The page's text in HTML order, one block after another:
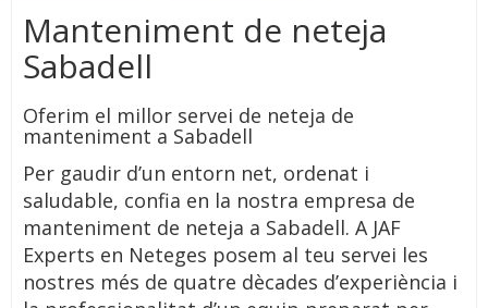
Manteniment de neteja
Sabadell
Oferim el millor servei de neteja de
manteniment a Sabadell
Per gaudir d’un entorn net, ordenat i
saludable, confia en la nostra empresa de
manteniment de neteja a Sabadell. A JAF
Experts en Neteges posem al teu servei les
nostres més de quatre dècades d’experiència i